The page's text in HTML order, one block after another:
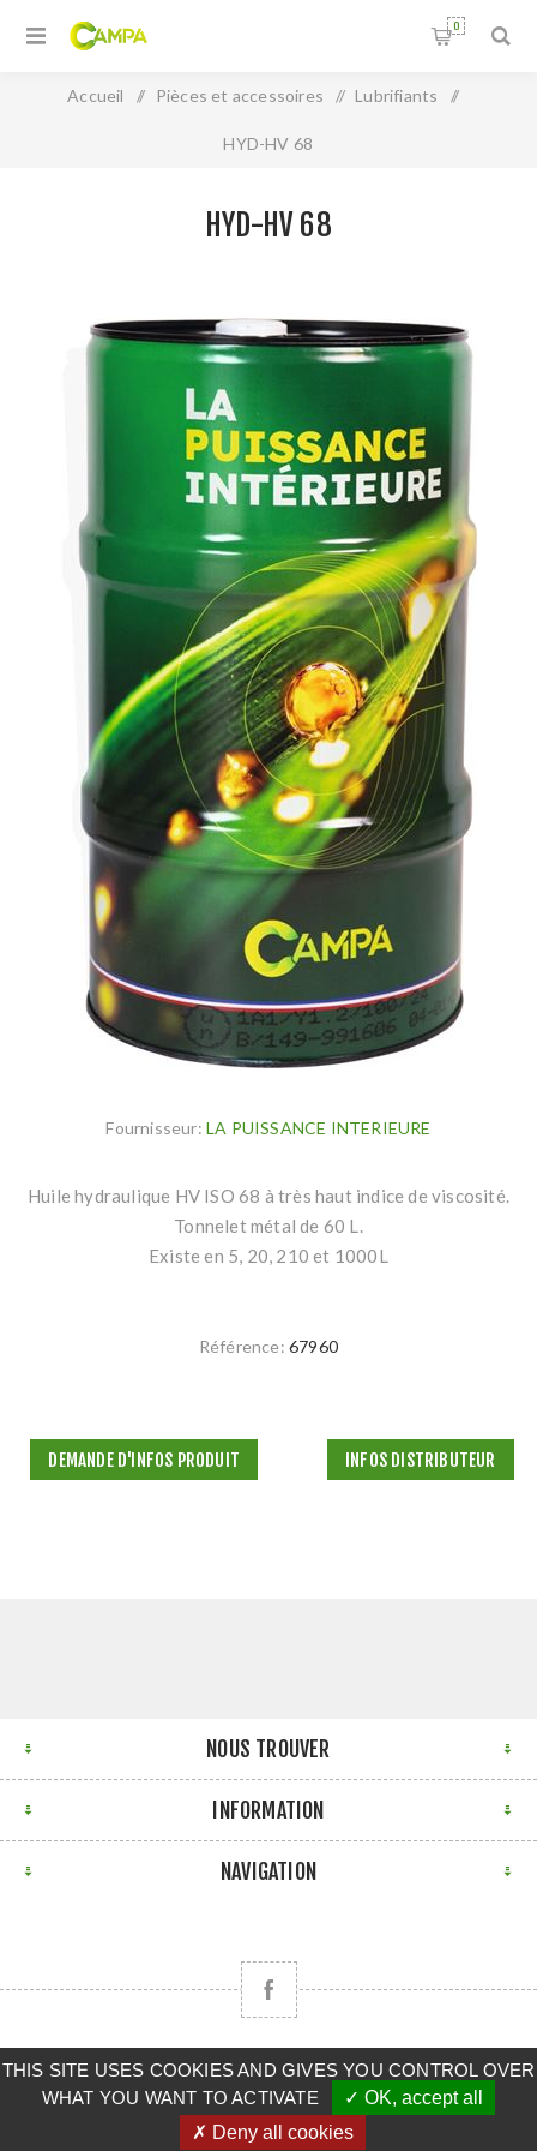
0
Accueil / Pièces et accessoires / Lubrifiants /
HYD-HV 68
HYD-HV 68
Fournisseur: LA PUISSANCE INTERIEURE
Huile hydraulique HV ISO 68 à très haut indice de viscosité.
Tonnelet métal de 60 L.
Existe en 5, 20, 210 et 1000L
Référence: 67960
DEMANDE D'INFOS PRODUIT INFOS DISTRIBUTEUR
NOUS TROUVER
INFORMATION
NAVIGATION
Copyright © 2026 CLAAS BRETAGNE SUD. Tous droits
réservés.
Powered by nopCommerce
THIS SITE USES COOKIES AND GIVES YOU CONTROL OVER
WHAT YOU WANT TO ACTIVATE
✓ OK, accept all
✗ Deny all cookies